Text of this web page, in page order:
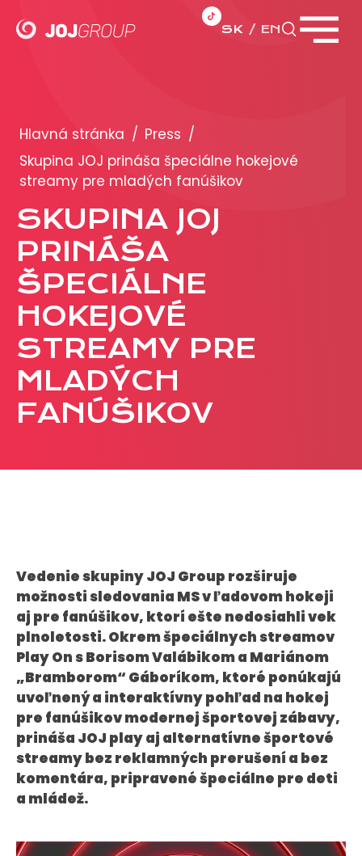
SK EN
Brandy
Produkty
PRODUKCIA
REKLAMA
Viac o reklamných formátoch
Obchodné podmienky
Prezentácia 2026
CASE STUDIES
O NÁS
Tlačové správy
B2B Rozhovory
VEREJNÉ VYSIELANIE MS 2026
KONTAKT
Hlavná stránka / Press /
Skupina JOJ prináša špeciálne hokejové
streamy pre mladých fanúšikov
SKUPINA JOJ
PRINÁŠA
ŠPECIÁLNE
HOKEJOVÉ
STREAMY PRE
MLADÝCH
FANÚŠIKOV
Vedenie skupiny JOJ Group rozširuje
možnosti sledovania MS v ľadovom hokeji
aj pre fanúšikov, ktorí ešte nedosiahli vek
plnoletosti. Okrem špeciálnych streamov
Play On s Borisom Valábikom a Mariánom
„Bramborom“ Gáboríkom, ktoré ponúkajú
uvoľnený a interaktívny pohľad na hokej
pre fanúšikov modernej športovej zábavy,
prináša JOJ play aj alternatívne športové
streamy bez reklamných prerušení a bez
komentára, pripravené špeciálne pre deti
a mládež.